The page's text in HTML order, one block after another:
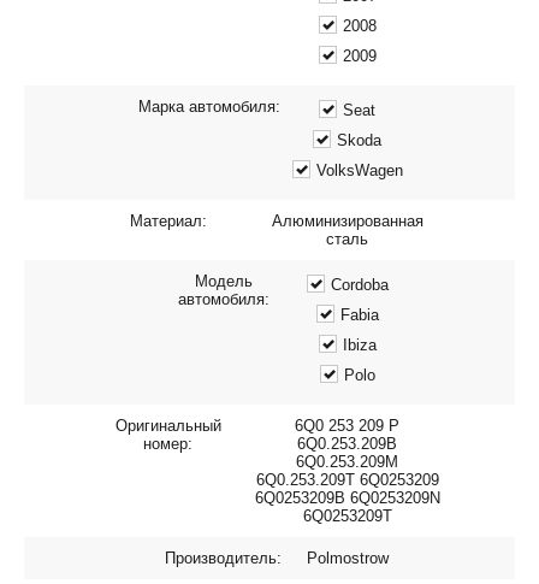
2008
2009
Марка автомобиля:
Seat
Skoda
VolksWagen
Материал:
Алюминизированная
сталь
Модель
автомобиля:
Cordoba
Fabia
Ibiza
Polo
Оригинальный
номер:
6Q0 253 209 P
6Q0.253.209B
6Q0.253.209M
6Q0.253.209T 6Q0253209
6Q0253209B 6Q0253209N
6Q0253209T
Производитель: Polmostrow